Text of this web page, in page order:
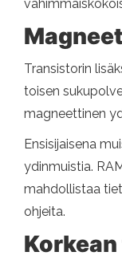
Transistorin
toisen
magneettinen
Ensisijaisena
ydinmuistia.
mahdollistaa
ohjeita.